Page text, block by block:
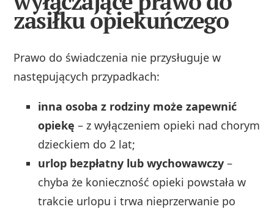
zasiłku opiekuńczego
Prawo do świadczenia nie przysługuje w
następujących przypadkach:
inna osoba z rodziny może zapewnić
opiekę – z wyłączeniem opieki nad chorym
dzieckiem do 2 lat;
urlop bezpłatny lub wychowawczy –
chyba że konieczność opieki powstała w
trakcie urlopu i trwa nieprzerwanie po